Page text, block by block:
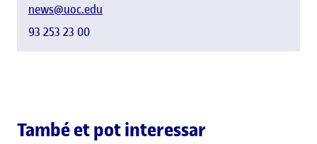
news@uoc.edu
93 253 23 00
També et pot interessar